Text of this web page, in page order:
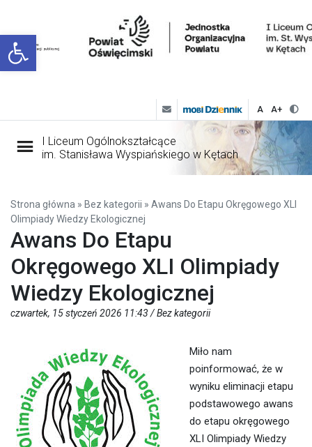
Open toolbar
A A+
I Liceum Ogólnokształcące
im. Stanisława Wyspiańskiego w Kętach
Strona główna » Bez kategorii » Awans Do Etapu Okręgowego XLI
Olimpiady Wiedzy Ekologicznej
Awans Do Etapu
Okręgowego XLI Olimpiady
Wiedzy Ekologicznej
czwartek, 15 styczeń 2026 11:43 /Bez kategorii
Miło nam
poinformować, że w
wyniku eliminacji etapu
podstawowego awans
do etapu okręgowego
XLI Olimpiady Wiedzy